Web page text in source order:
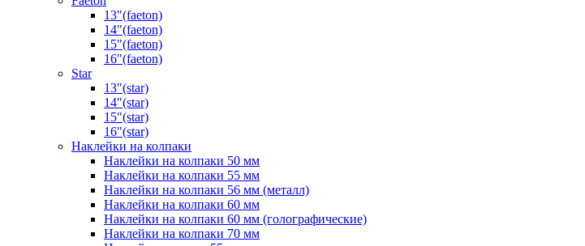
13"(faeton)
14"(faeton)
15"(faeton)
16"(faeton)
Star
13"(star)
14"(star)
15"(star)
16"(star)
Наклейки на колпаки
Наклейки на колпаки 50 мм
Наклейки на колпаки 55 мм
Наклейки на колпаки 56 мм (металл)
Наклейки на колпаки 60 мм
Наклейки на колпаки 60 мм (голографические)
Наклейки на колпаки 70 мм